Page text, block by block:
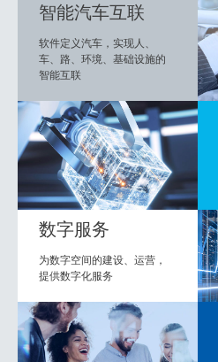
智能汽车互联
软件定义汽车，实现人、
车、路、环境、基础设施的
智能互联
数字服务
为数字空间的建设、运营，
提供数字化服务